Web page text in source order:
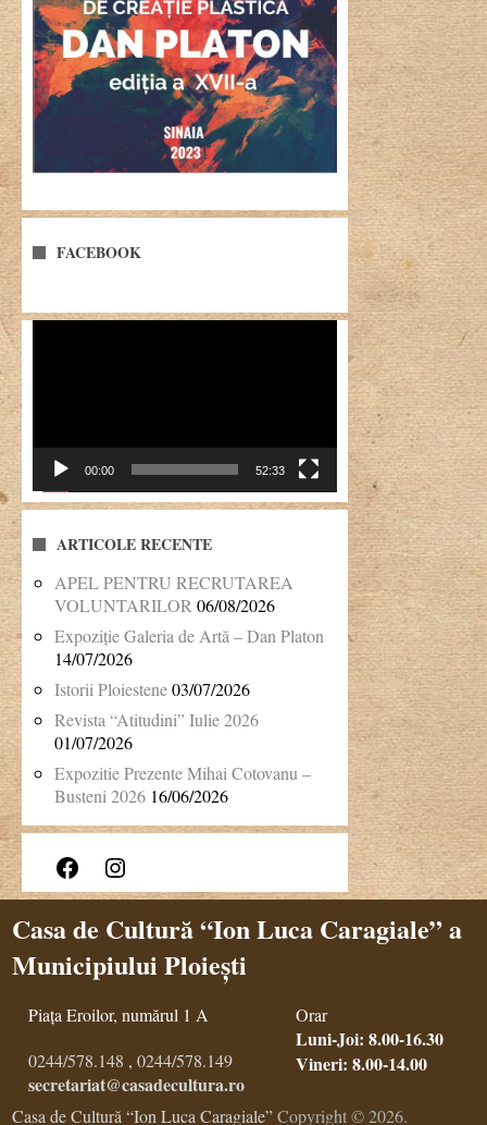
FACEBOOK
00:00 52:33
ARTICOLE RECENTE
APEL PENTRU RECRUTAREA
VOLUNTARILOR06/08/2026
Expoziție Galeria de Artă – Dan Platon
14/07/2026
Istorii Ploiestene03/07/2026
Revista “Atitudini” Iulie 2026
01/07/2026
Expozitie Prezente Mihai Cotovanu –
Busteni 2026 16/06/2026
Facebook Instagram
Casa de Cultură “Ion Luca Caragiale” a
Municipiului Ploiești
Piața Eroilor, numărul 1 A
0244/578.148 ,0244/578.149
secretariat@casadecultura.ro
Orar
Luni-Joi: 8.00-16.30
Vineri: 8.00-14.00
Casa de Cultură “Ion Luca Caragiale”Copyright © 2026.